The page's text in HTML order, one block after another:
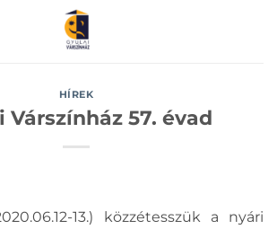
HÍREK
Várszínház 57. évad
13.) közzétesszük a nyári